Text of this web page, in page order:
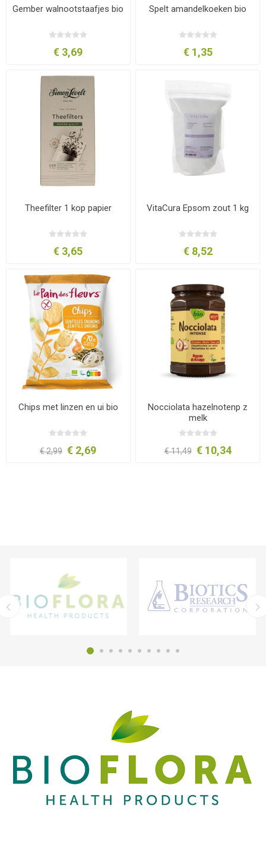
Gember walnootstaafjes bio
€ 3,69
Spelt amandelkoeken bio
€ 1,35
Theefilter 1 kop papier
€ 3,65
VitaCura Epsom zout 1 kg
€ 8,52
Chips met linzen en ui bio
€ 2,99 € 2,69
Nocciolata hazelnotenp z
melk
€ 11,49 € 10,34